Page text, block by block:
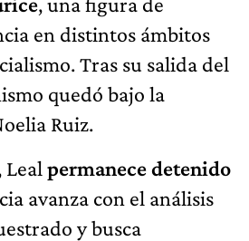
en distintos ámbitos
Tras su salida del
quedó bajo la
Ruiz.
Leal permanece detenido
avanza con el análisis
y busca